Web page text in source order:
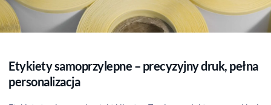
Etykiety samoprzylepne – precyzyjny druk, pełna
personalizacja